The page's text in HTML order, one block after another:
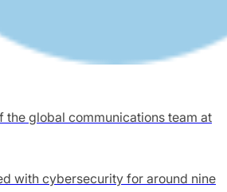
the global communications team at
with cybersecurity for around nine